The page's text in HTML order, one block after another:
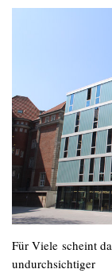
Für Viele scheint
undurchsichtiger